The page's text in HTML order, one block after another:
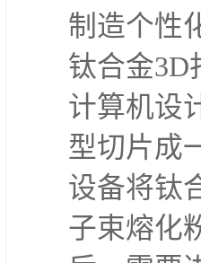
然存在一
面的问题
钛合金
钛合金粉
种制造方
速度和减